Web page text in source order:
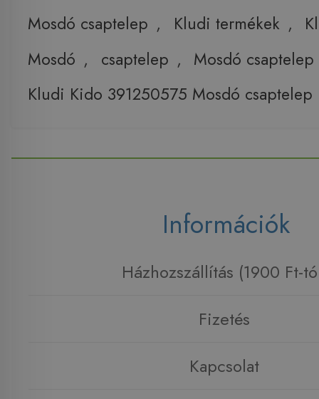
Mosdó csaptelep , Kludi termékek ,
Mosdó , csaptelep , Mosdó csaptelep
Kludi Kido 391250575 Mosdó csaptelep
Információk
Házhozszállítás (1900 Ft-
Fizetés
Kapcsolat